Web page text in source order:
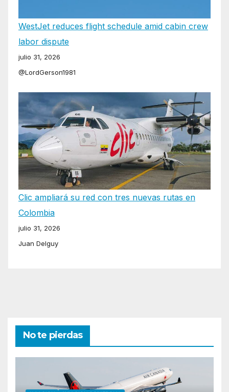
WestJet reduces flight schedule amid cabin crew
labor dispute
julio 31, 2026
@LordGerson1981
Clic ampliará su red con tres nuevas rutas en
Colombia
julio 31, 2026
Juan Delguy
No te pierdas